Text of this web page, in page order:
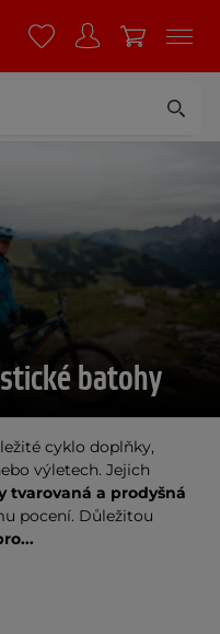
batohy
cyklo doplňky,
výletech. Jejich
tvarovaná a prodyšná
pocení. Důležitou